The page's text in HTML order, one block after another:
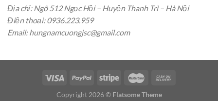
Địa chỉ: Ngõ 512 Ngọc Hồi – Huyện Thanh Trì – Hà Nội
Điện thoại: 0936.223.959
Email:hungnamcuongjsc@gmail.com
Copyright 2026 © Flatsome Theme